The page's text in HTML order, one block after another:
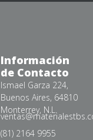
Información
de Contacto
Ismael Garza 224,
Buenos Aires, 64810
Monterrey, N.L.
(81) 2164 9955